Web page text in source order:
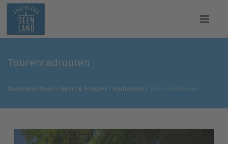
Tourenradrouten
Sauerland-Seen / Sport & Freizeit / Radfahren / Tourenradrouten